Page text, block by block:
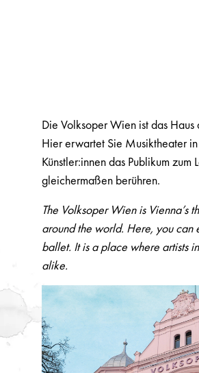
Die Volksoper Wien ist das
Hier erwartet Sie Musiktheater
Künstler:innen das Publikum
gleichermaßen berühren.
The Volksoper Wien is
around the world. Here, you can
ballet. It is a place where artists
alike.